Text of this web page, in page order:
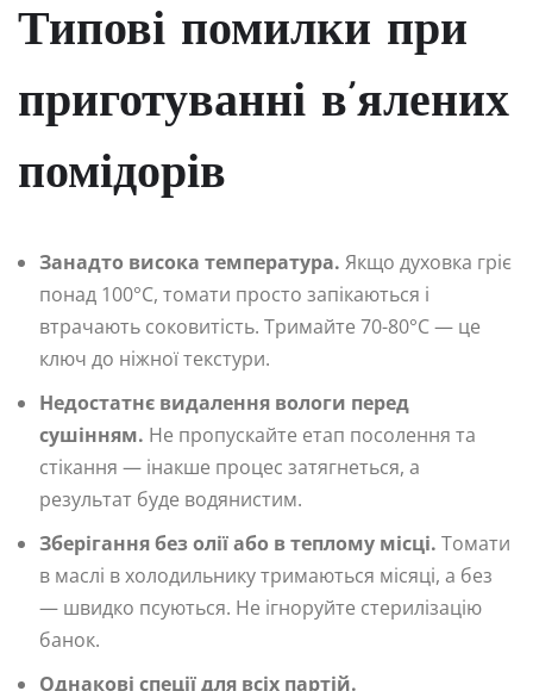
Типові помилки при
приготуванні в’ялених
помідорів
Занадто висока температура. Якщо духовка гріє
понад 100°C, томати просто запікаються і
втрачають соковитість. Тримайте 70-80°C — це
ключ до ніжної текстури.
Недостатнє видалення вологи перед
сушінням. Не пропускайте етап посолення та
стікання — інакше процес затягнеться, а
результат буде водянистим.
Зберігання без олії або в теплому місці. Томати
в маслі в холодильнику тримаються місяці, а без
— швидко псуються. Не ігноруйте стерилізацію
банок.
Однакові спеції для всіх партій.